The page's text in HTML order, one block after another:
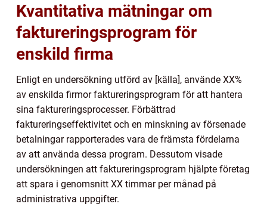
Kvantitativa mätningar om
faktureringsprogram för
enskild firma
Enligt en undersökning utförd av [källa], använde XX%
av enskilda firmor faktureringsprogram för att hantera
sina faktureringsprocesser. Förbättrad
faktureringseffektivitet och en minskning av försenade
betalningar rapporterades vara de främsta fördelarna
av att använda dessa program. Dessutom visade
undersökningen att faktureringsprogram hjälpte företag
att spara i genomsnitt XX timmar per månad på
administrativa uppgifter.